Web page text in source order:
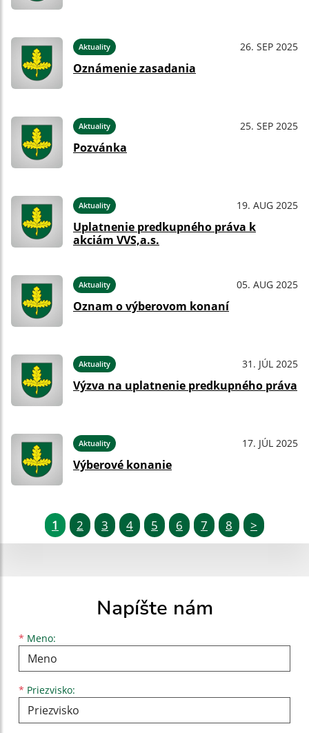
Aktuality 26. SEP 2025
Oznámenie zasadania
Aktuality 25. SEP 2025
Pozvánka
Aktuality 19. AUG 2025
Uplatnenie predkupného práva k
akciám VVS,a.s.
Aktuality 05. AUG 2025
Oznam o výberovom konaní
Aktuality 31. JÚL 2025
Výzva na uplatnenie predkupného práva
Aktuality 17. JÚL 2025
Výberové konanie
1 2 3 4 5 6 7 8 >
Napíšte nám
* Meno:
Meno
* Priezvisko:
Priezvisko
E-mailová adresa